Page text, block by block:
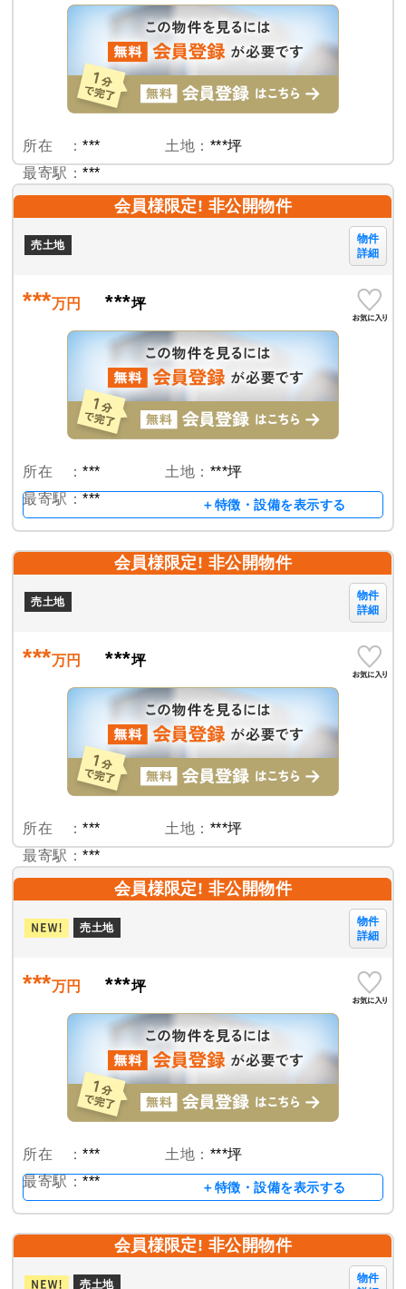
所在 ：***
最寄駅：***
土地： ***坪
会員様限定! 非公開物件
売土地
物件
詳細
***万円 ***坪
所在 ：***
最寄駅：***
土地： ***坪
＋特徴・設備を表示する
会員様限定! 非公開物件
売土地
物件
詳細
***万円 ***坪
所在 ：***
最寄駅：***
土地： ***坪
会員様限定! 非公開物件
売土地
物件
詳細
***万円 ***坪
所在 ：***
最寄駅：***
土地： ***坪
＋特徴・設備を表示する
会員様限定! 非公開物件
売土地
物件